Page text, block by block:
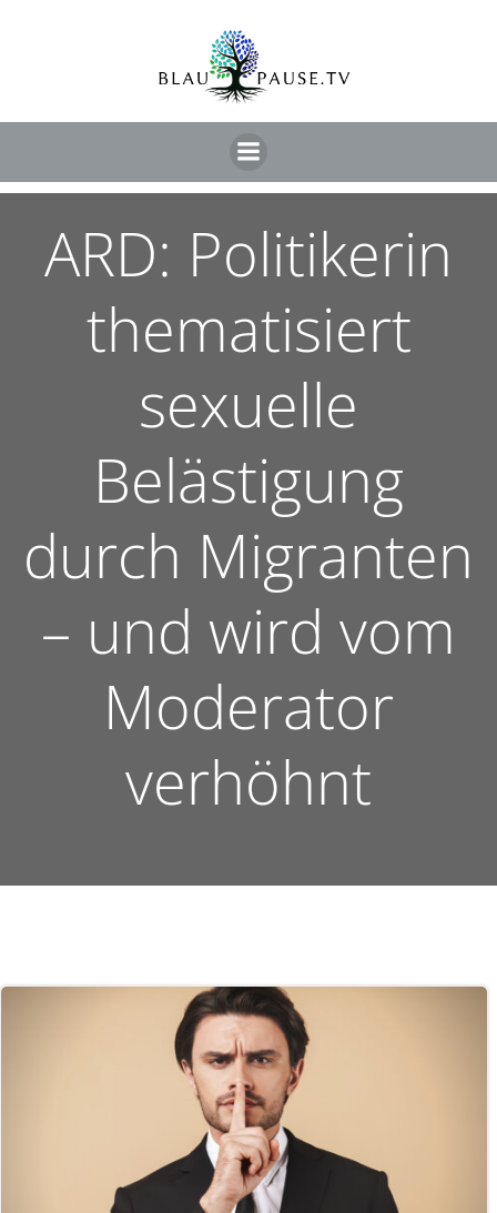
ARD: Politikerin
thematisiert
sexuelle
Belästigung
durch Migranten
– und wird vom
Moderator
verhöhnt